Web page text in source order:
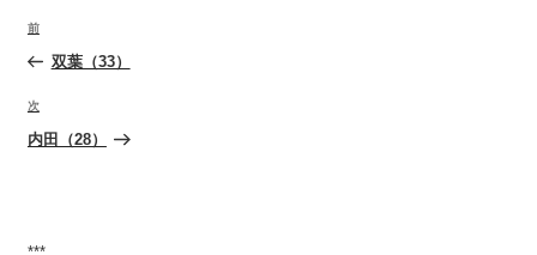
投
ナ
ビ
ゲ
ン
前
の
稿
前
双葉（33）
次
の
次
内田（28）